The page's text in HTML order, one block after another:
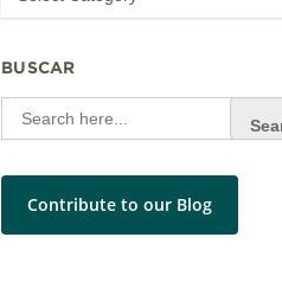
BUSCAR
Search
for:
Contribute to our Blog